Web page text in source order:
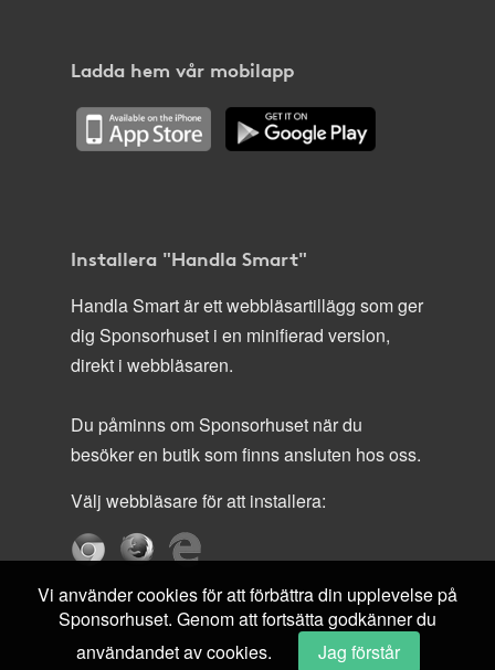
Ladda hem vår mobilapp
Installera "Handla Smart"
Handla Smart är ett webbläsartillägg som ger
dig Sponsorhuset i en minifierad version,
direkt i webbläsaren.
Du påminns om Sponsorhuset när du
besöker en butik som finns ansluten hos oss.
Välj webbläsare för att installera:
Vi använder cookies för att förbättra din upplevelse på
Sponsorhuset. Genom att fortsätta godkänner du
användandet av cookies.
Jag förstår